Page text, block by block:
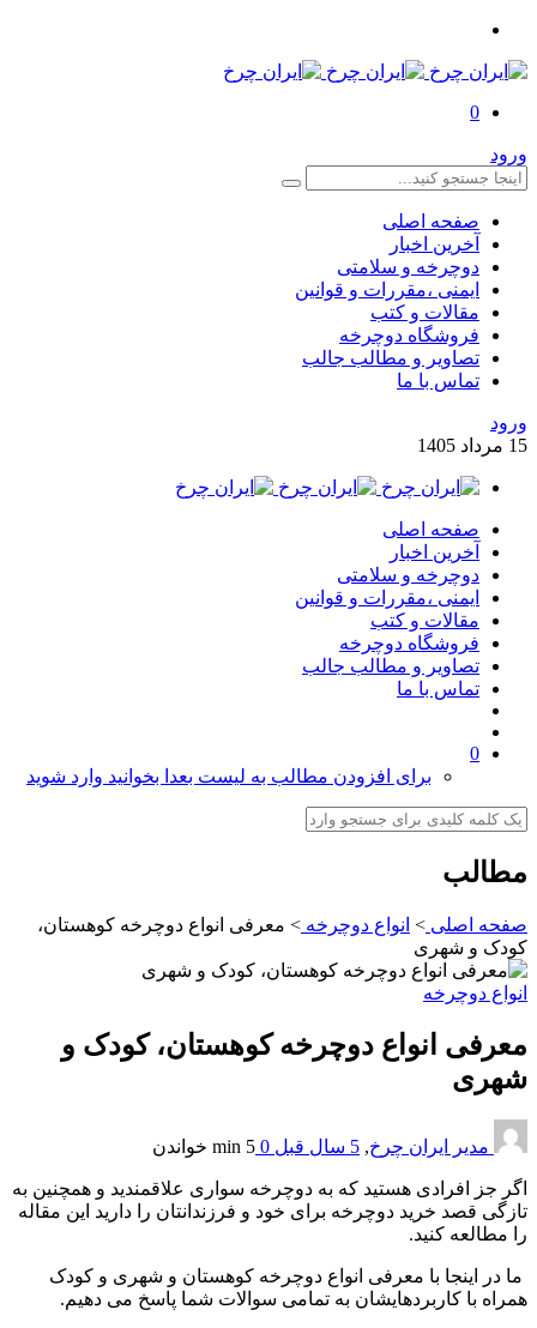
0
ورود
صفحه اصلی
آخرین اخبار
دوچرخه و سلامتی
ایمنی ،مقررات و قوانین
مقالات و کتب
فروشگاه دوچرخه
تصاویر و مطالب جالب
تماس با ما
ورود
15 مرداد 1405
صفحه اصلی
آخرین اخبار
دوچرخه و سلامتی
ایمنی ،مقررات و قوانین
مقالات و کتب
فروشگاه دوچرخه
تصاویر و مطالب جالب
تماس با ما
0
برای افزودن مطالب به لیست بعدا بخوانید وارد شوید
مطالب
صفحه اصلی > انواع دوچرخه > معرفی انواع دوچرخه کوهستان،
کودک و شهری
انواع دوچرخه
معرفی انواع دوچرخه کوهستان، کودک و
شهری
مدیر ایران چرخ, 5 سال قبل 0
5 min خواندن
اگر جز افرادی هستید که به دوچرخه سواری علاقمندید و همچنین به
تازگی قصد خرید دوچرخه برای خود و فرزندانتان را دارید این مقاله
را مطالعه کنید.
ما در اینجا با معرفی انواع دوچرخه کوهستان و شهری و کودک
همراه با کاربردهایشان به تمامی سوالات شما پاسخ می دهیم.